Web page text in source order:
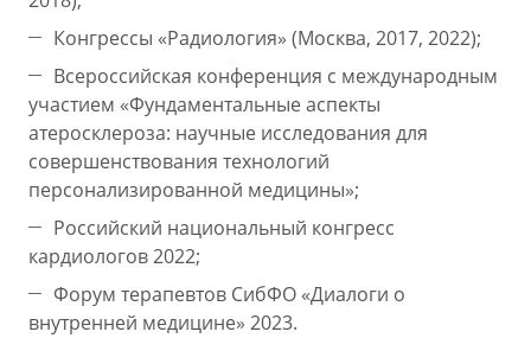
Конгрессы «Радиология» (Москва, 2017, 2022);
Всероссийская конференция с международным
участием «Фундаментальные аспекты
атеросклероза: научные исследования для
совершенствования технологий
персонализированной медицины»;
Российский национальный конгресс
кардиологов 2022;
Форум терапевтов СибФО «Диалоги о
внутренней медицине» 2023.